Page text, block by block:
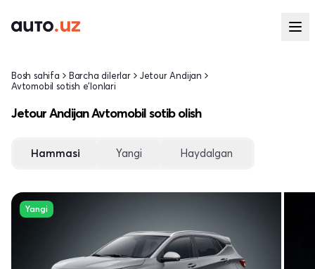
Bosh sahifa Barcha dilerlar
Jetour Andijan
Avtomobil sotish e'lonlari
Jetour Andijan Avtomobil sotib olish
Hammasi Yangi Haydalgan
Yangi